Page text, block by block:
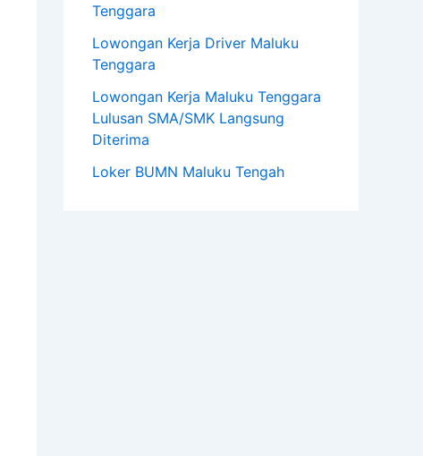
Tenggara
Lowongan Kerja Driver Maluku
Tenggara
Lowongan Kerja Maluku Tenggara
Lulusan SMA/SMK Langsung
Diterima
Loker BUMN Maluku Tengah